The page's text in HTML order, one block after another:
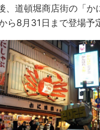
、道頓堀商店街の「か
ら8月31日まで登場予